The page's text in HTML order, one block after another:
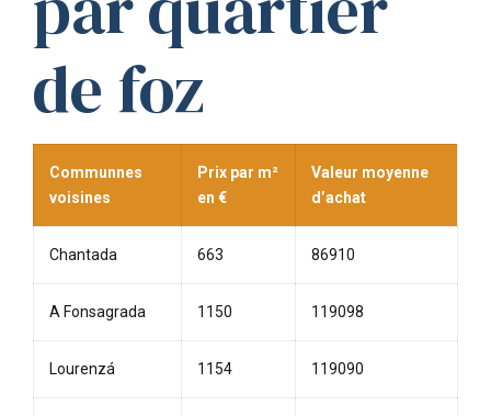
de foz
Communnes
voisines
Prix par m²
en €
Valeur moyenne
d’achat
Chantada 663 86910
A Fonsagrada 1150 119098
Lourenzá 1154 119090